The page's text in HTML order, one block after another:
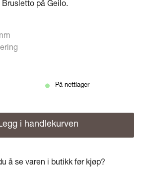
på Geilo.
På nettlager
i handlekurven
å se varen i butikk før kjøp?